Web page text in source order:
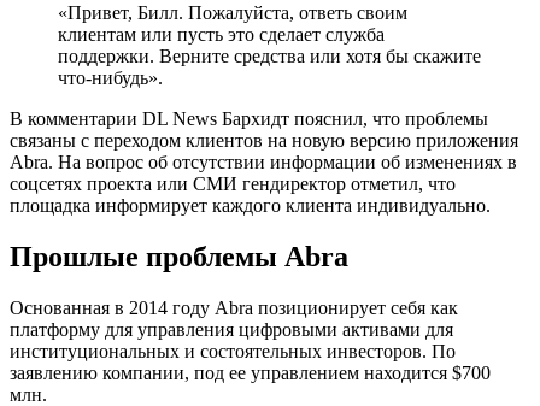
«Привет, Билл. Пожалуйста, ответь своим
клиентам или пусть это сделает служба
поддержки. Верните средства или хотя бы скажите
что-нибудь».
В комментарии DL News Бархидт пояснил, что проблемы
связаны с переходом клиентов на новую версию приложения
Abra. На вопрос об отсутствии информации об изменениях в
соцсетях проекта или СМИ гендиректор отметил, что
площадка информирует каждого клиента индивидуально.
Прошлые проблемы Abra
Основанная в 2014 году Abra позиционирует себя как
платформу для управления цифровыми активами для
институциональных и состоятельных инвесторов. По
заявлению компании, под ее управлением находится $700
млн.